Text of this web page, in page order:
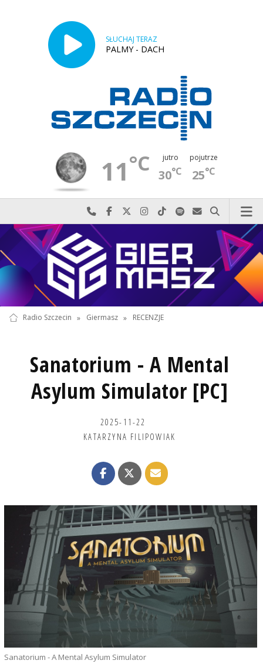
SŁUCHAJ TERAZ
PALMY - DACH
11°C jutro
30°C
pojutrze
25°C
Najlepiej po prostu do nas zadzwoń
Odwiedź nas na Facebook-u
Odwiedź nas na X
Odwiedź nas na Instagram-ie
Odwiedź nas na TikTok-u
Szukaj nas na Spotify
Wyślij do nas
Szukaj
Radio Szczecin » Giermasz » RECENZJE
Sanatorium - A Mental
Asylum Simulator [PC]
2025-11-22
KATARZYNA FILIPOWIAK
Sanatorium - A Mental Asylum Simulator